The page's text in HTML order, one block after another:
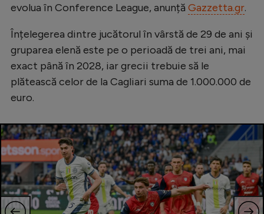
Intră în cont
Creează cont
evolua în Conference League, anunță Gazzetta.gr.
Înțelegerea dintre jucătorul în vârstă de 29 de ani și
gruparea elenă este pe o perioadă de trei ani, mai
exact până în 2028, iar grecii trebuie să le
plătească celor de la Cagliari suma de 1.000.000 de
euro.